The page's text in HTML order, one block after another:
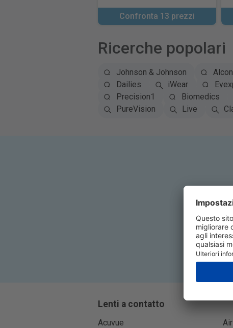
Confronta 13 prezzi
Ricerche popolari
Johnson & Johnson Alcon
Dailies
iWear
Precision1
Biomedics
PureVision
Live
Lenti a contatto
Acuvue